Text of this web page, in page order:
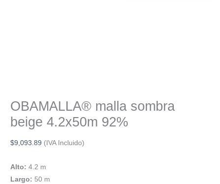
OBAMALLA® malla sombra
beige 4.2x50m 92%
$9,093.89 (IVA Incluido)
Alto: 4.2 m
Largo: 50 m